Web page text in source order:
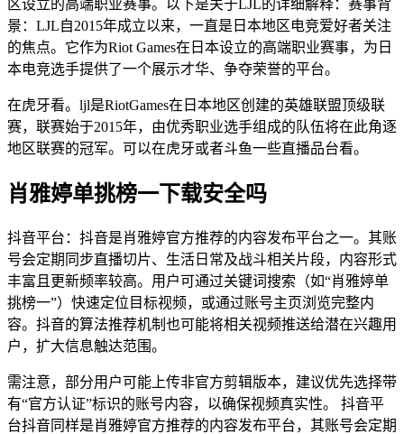
区设立的高端职业赛事。以下是关于LJL的详细解释：赛事背
景：LJL自2015年成立以来，一直是日本地区电竞爱好者关注
的焦点。它作为Riot Games在日本设立的高端职业赛事，为日
本电竞选手提供了一个展示才华、争夺荣誉的平台。
在虎牙看。ljl是RiotGames在日本地区创建的英雄联盟顶级联
赛，联赛始于2015年，由优秀职业选手组成的队伍将在此角逐
地区联赛的冠军。可以在虎牙或者斗鱼一些直播品台看。
肖雅婷单挑榜一下载安全吗
抖音平台：抖音是肖雅婷官方推荐的内容发布平台之一。其账
号会定期同步直播切片、生活日常及战斗相关片段，内容形式
丰富且更新频率较高。用户可通过关键词搜索（如“肖雅婷单
挑榜一”）快速定位目标视频，或通过账号主页浏览完整内
容。抖音的算法推荐机制也可能将相关视频推送给潜在兴趣用
户，扩大信息触达范围。
需注意，部分用户可能上传非官方剪辑版本，建议优先选择带
有“官方认证”标识的账号内容，以确保视频真实性。 抖音平
台抖音同样是肖雅婷官方推荐的内容发布平台，其账号会定期